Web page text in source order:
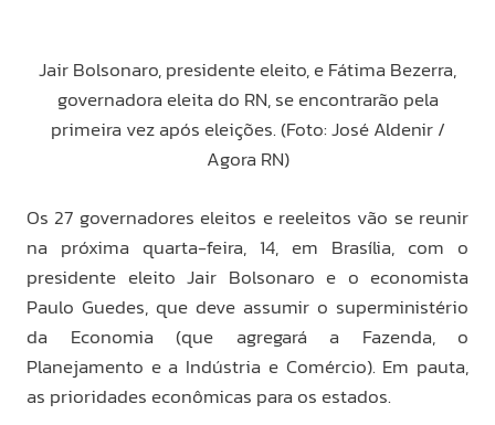
Jair Bolsonaro, presidente eleito, e Fátima Bezerra,
governadora eleita do RN, se encontrarão pela
primeira vez após eleições. (Foto: José Aldenir /
Agora RN)
Os 27 governadores eleitos e reeleitos vão se reunir
na próxima quarta-feira, 14, em Brasília, com o
presidente eleito Jair Bolsonaro e o economista
Paulo Guedes, que deve assumir o superministério
da Economia (que agregará a Fazenda, o
Planejamento e a Indústria e Comércio). Em pauta,
as prioridades econômicas para os estados.